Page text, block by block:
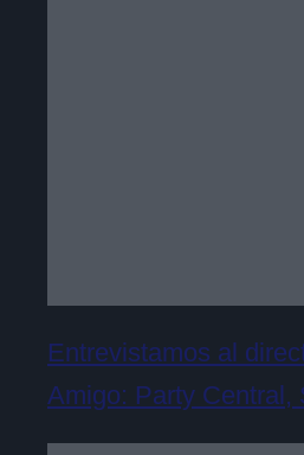
Entrevistamos al
Amigo: Party Central,